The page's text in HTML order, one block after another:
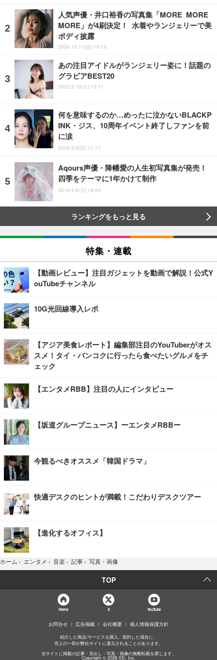
人気声優・井口裕香の写真集「MORE MORE
MORE」が4刷決定！ 水着やランジェリーで美
ボディ披露
2024.10.11(金) 19:15
あの注目アイドルがランジェリー姿に！話題の
グラビアBEST20
2022.2.15(火) 12:11
何を意味するのか…めったに泣かないBLACKP
INK・ジス、10周年イベント終了しファンを前
に涙
2026.8.9(日) 11:17
Aqours声優・降幡愛の人生初写真集が発売！
四季をテーマに1年かけて制作
2019.4.8(月) 16:04
ランキングをもっと見る
特集・連載
【動画レビュー】注目ガジェットを動画で解説！公式Y
ouTubeチャンネル
10G光回線導入レポ
【アジア美食レポート】編集部注目のYouTuberがオス
スメ！タイ・バンコクに行ったら食べたいグルメをチ
ェック
【エンタメRBB】注目の人にインタビュー
【坂道グループニュース】ーエンタメRBBー
今観るべきオススメ「韓国ドラマ」
快適デスクのヒントが満載！こだわりデスクツアー
【進化するオフィス】
ホーム › エンタメ › 音楽 › 記事 › 写真・画像
TOP
Home X YouTube
お問合せ 広告掲載 会社概要 個人情報保護方針
紹介した商品/サービスを購入、契約した場合に、
売上の一部が弊社サイトに還元されることがあります。
当サイトに掲載の記事・見出し・写真・画像の無断転載を禁じます。
Copyright © 2026 IID, Inc.